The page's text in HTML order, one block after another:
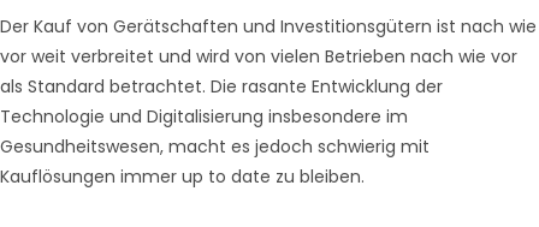
Der Kauf von Gerätschaften und Investitionsgütern ist nach wie
vor weit verbreitet und wird von vielen Betrieben nach wie vor
als Standard betrachtet. Die rasante Entwicklung der
Technologie und Digitalisierung insbesondere im
Gesundheitswesen, macht es jedoch schwierig mit
Kauflösungen immer up to date zu bleiben.